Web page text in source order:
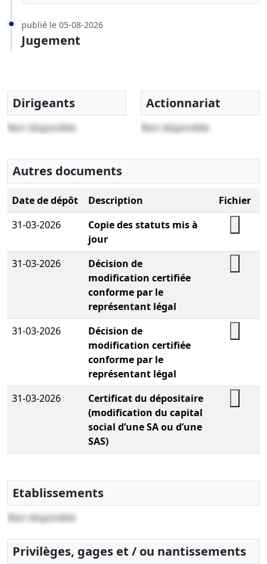
publié le 05-08-2026
Jugement
Dirigeants
Non disponible
Actionnariat
Non disponible
Autres documents
Date de dépôt Description
Fichier
31-03-2026
Copie des statuts mis à
jour
31-03-2026
Décision de
modification certifiée
conforme par le
représentant légal
31-03-2026
Décision de
modification certifiée
conforme par le
représentant légal
31-03-2026
Certificat du dépositaire
(modification du capital
social d’une SA ou d’une
SAS)
(modification du capital
social d’une SA ou d’une
SAS)
Poursuite d'activité malgré
un actif net devenu inférieur
Etablissements
Non disponible
Privilèges, gages et / ou nantissements